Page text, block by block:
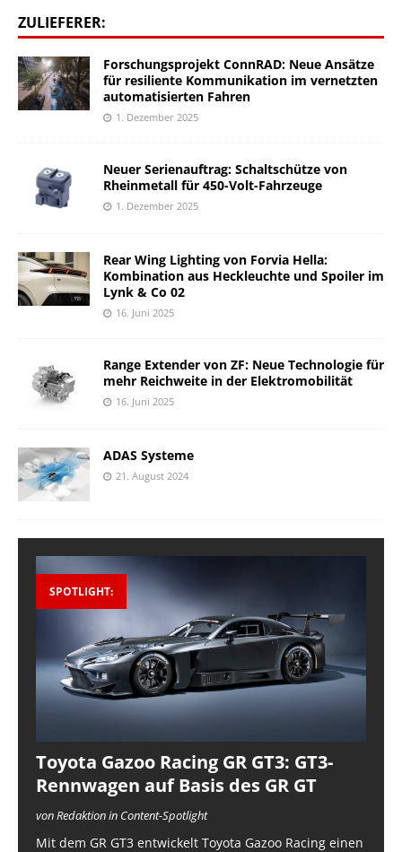
ZULIEFERER:
Forschungsprojekt ConnRAD: Neue Ansätze
für resiliente Kommunikation im vernetzten
automatisierten Fahren
1. Dezember 2025
Neuer Serienauftrag: Schaltschütze von
Rheinmetall für 450-Volt-Fahrzeuge
1. Dezember 2025
Rear Wing Lighting von Forvia Hella:
Kombination aus Heckleuchte und Spoiler im
Lynk & Co 02
16. Juni 2025
Range Extender von ZF: Neue Technologie für
mehr Reichweite in der Elektromobilität
16. Juni 2025
ADAS Systeme
21. August 2024
SPOTLIGHT:
Toyota Gazoo Racing GR GT3: GT3-
Rennwagen auf Basis des GR GT
von Redaktion in Content-Spotlight
Mit dem GR GT3 entwickelt Toyota Gazoo Racing einen